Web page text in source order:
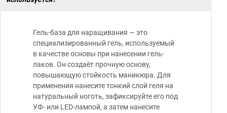
Гель-база для наращивания — это
специализированный гель, используемый
в качестве основы при нанесении гель-
лаков. Он создаёт прочную основу,
повышающую стойкость маникюра. Для
применения нанесите тонкий слой геля на
натуральный ноготь, зафиксируйте его под
УФ- или LED-лампой, а затем нанесите